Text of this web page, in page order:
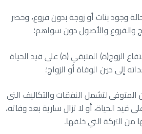
وجود بنات أو زوجة بدون فروع، وحصر
والفروع والأصول دون سواهم؛
الزوج(ة) المتبقي (ة) على قيد الحياة
إلى حين الوفاة أو الزواج؛
لتشمل النفقات والتكاليف التي
الحياة، أو لا تزال سارية بعد وفاته،
التركة التي خلفها.